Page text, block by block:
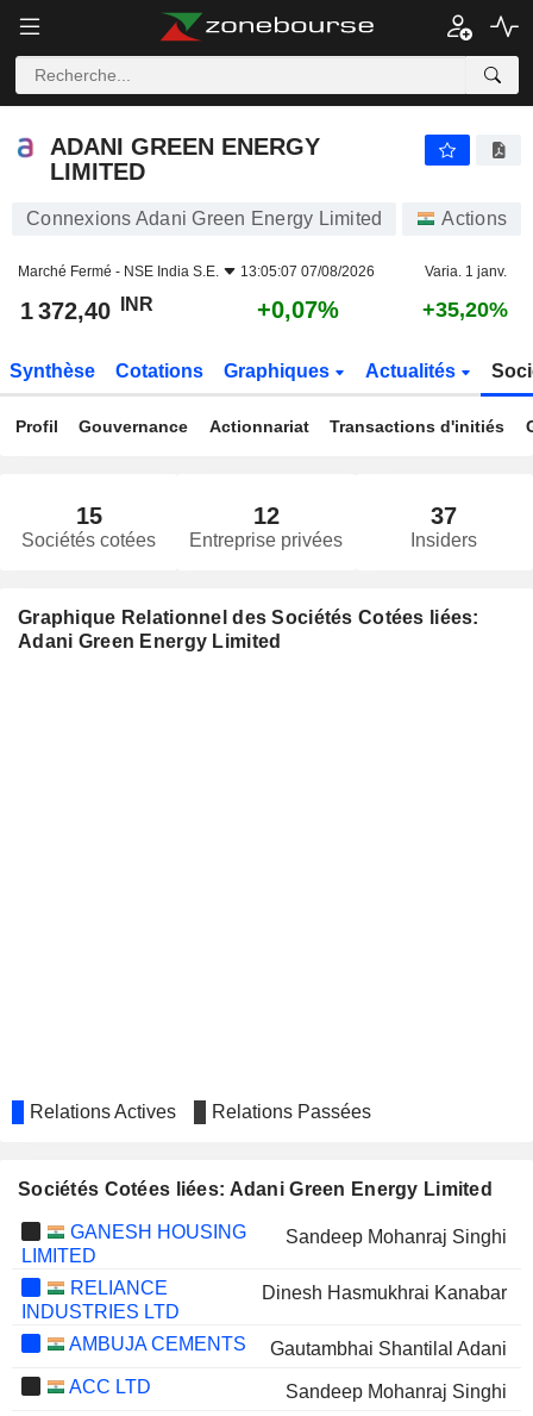
ADANI GREEN ENERGY
LIMITED
Connexions Adani Green Energy Limited Actions
Marché Fermé - NSE India S.E. 13:05:07 07/08/2026 Varia. 1 janv.
1 372,40 INR +0,07% +35,20%
Synthèse Cotations Graphiques Actualités
Profil Gouvernance Actionnariat Transactions d'initiés
15
Sociétés cotées
12
Entreprise privées
37
Insiders
Graphique Relationnel des Sociétés Cotées liées:
Adani Green Energy Limited
Relations Actives Relations Passées
Sociétés Cotées liées: Adani Green Energy Limited
GANESH HOUSING
LIMITED
Sandeep Mohanraj Singhi
RELIANCE
INDUSTRIES LTD
Dinesh Hasmukhrai Kanabar
AMBUJA CEMENTS
Gautambhai Shantilal Adani
ACC LTD
Sandeep Mohanraj Singhi